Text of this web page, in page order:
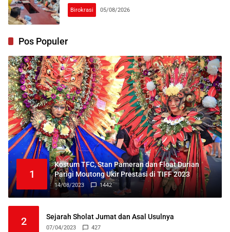
Birokrasi 05/08/2026
Pos Populer
1
Kostum TFC, Stan Pameran dan Float Durian
Parigi Moutong Ukir Prestasi di TIFF 2023
14/08/2023 1442
2 Sejarah Sholat Jumat dan Asal Usulnya
07/04/2023 427